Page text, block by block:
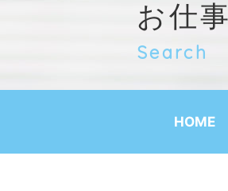
お仕
Search
HOME